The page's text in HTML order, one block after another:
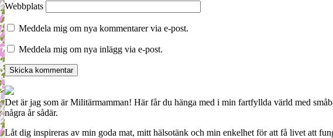
Webbplats
Meddela mig om nya kommentarer via e-post.
Meddela mig om nya inlägg via e-post.
Det är jag som är Militärmamman! Här får du hänga med i min fartfyllda värld med
några år sådär.
Låt dig inspireras av min goda mat, mitt hälsotänk och min enkelhet för att få livet att